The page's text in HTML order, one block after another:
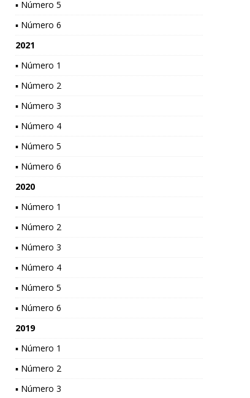
▪ Número 5
▪ Número 6
2021
▪ Número 1
▪ Número 2
▪ Número 3
▪ Número 4
▪ Número 5
▪ Número 6
2020
▪ Número 1
▪ Número 2
▪ Número 3
▪ Número 4
▪ Número 5
▪ Número 6
2019
▪ Número 1
▪ Número 2
▪ Número 3